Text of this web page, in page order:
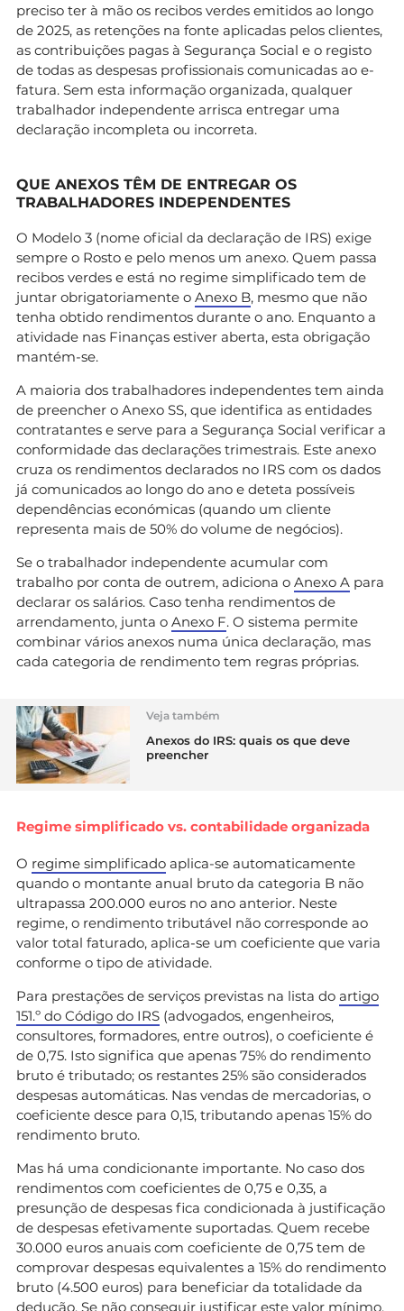
preciso ter à mão os recibos verdes emitidos ao longo
de 2025, as retenções na fonte aplicadas pelos clientes,
as contribuições pagas à Segurança Social e o registo
de todas as despesas profissionais comunicadas ao e-
fatura. Sem esta informação organizada, qualquer
trabalhador independente arrisca entregar uma
declaração incompleta ou incorreta.
QUE ANEXOS TÊM DE ENTREGAR OS
TRABALHADORES INDEPENDENTES
O Modelo 3 (nome oficial da declaração de IRS) exige
sempre o Rosto e pelo menos um anexo. Quem passa
recibos verdes e está no regime simplificado tem de
juntar obrigatoriamente o Anexo B, mesmo que não
tenha obtido rendimentos durante o ano. Enquanto a
atividade nas Finanças estiver aberta, esta obrigação
mantém-se.
A maioria dos trabalhadores independentes tem ainda
de preencher o Anexo SS, que identifica as entidades
contratantes e serve para a Segurança Social verificar a
conformidade das declarações trimestrais. Este anexo
cruza os rendimentos declarados no IRS com os dados
já comunicados ao longo do ano e deteta possíveis
dependências económicas (quando um cliente
representa mais de 50% do volume de negócios).
Se o trabalhador independente acumular com
trabalho por conta de outrem, adiciona o Anexo A para
declarar os salários. Caso tenha rendimentos de
arrendamento, junta o Anexo F. O sistema permite
combinar vários anexos numa única declaração, mas
cada categoria de rendimento tem regras próprias.
Veja também
Anexos do IRS: quais os que deve
preencher
Regime simplificado vs. contabilidade organizada
O regime simplificado aplica-se automaticamente
quando o montante anual bruto da categoria B não
ultrapassa 200.000 euros no ano anterior. Neste
regime, o rendimento tributável não corresponde ao
valor total faturado, aplica-se um coeficiente que varia
conforme o tipo de atividade.
Para prestações de serviços previstas na lista do artigo
151.º do Código do IRS (advogados, engenheiros,
consultores, formadores, entre outros), o coeficiente é
de 0,75. Isto significa que apenas 75% do rendimento
bruto é tributado; os restantes 25% são considerados
despesas automáticas. Nas vendas de mercadorias, o
coeficiente desce para 0,15, tributando apenas 15% do
rendimento bruto.
Mas há uma condicionante importante. No caso dos
rendimentos com coeficientes de 0,75 e 0,35, a
presunção de despesas fica condicionada à justificação
de despesas efetivamente suportadas. Quem recebe
30.000 euros anuais com coeficiente de 0,75 tem de
comprovar despesas equivalentes a 15% do rendimento
bruto (4.500 euros) para beneficiar da totalidade da
dedução. Se não conseguir justificar este valor mínimo,